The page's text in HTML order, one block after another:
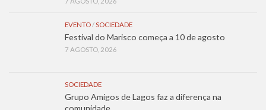
EVENTO / SOCIEDADE
Festival do Marisco começa a 10 de agosto
7 AGOSTO, 2026
SOCIEDADE
Grupo Amigos de Lagos faz a diferença na
comunidade